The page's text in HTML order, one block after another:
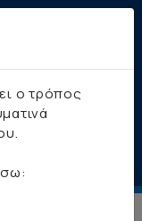
"Αγία
ο τρόπος